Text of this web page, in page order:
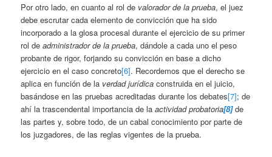
Por otro lado, en cuanto al rol de valorador de la prueba, el juez
debe escrutar cada elemento de convicción que ha sido
incorporado a la glosa procesal durante el ejercicio de su primer
rol deadministrador de la prueba, dándole a cada uno el peso
probante de rigor, forjando su convicción en base a dicho
ejercicio en el caso concreto[6]. Recordemos que el derecho se
aplica en función de la verdad jurídica construida en el juicio,
basándose en las pruebas acreditadas durante los debates[7]; de
ahí la trascendental importancia de laactividad probatoria[8]de
las partes y, sobre todo, de un cabal conocimiento por parte de
los juzgadores, de las reglas vigentes de la prueba.